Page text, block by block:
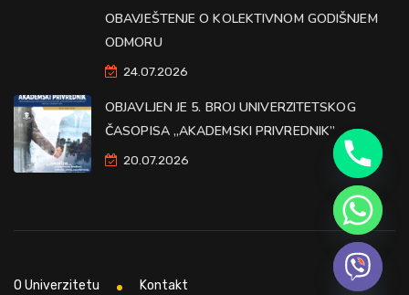
OBAVJEŠTENJE O KOLEKTIVNOM GODIŠNJEM
ODMORU
24.07.2026
OBJAVLJEN JE 5. BROJ UNIVERZITETSKOG
ČASOPISA „AKADEMSKI PRIVREDNIK”
20.07.2026
O Univerzitetu Kontakt Hide chaty